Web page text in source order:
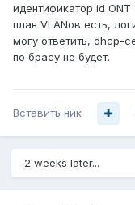
идентификатор id
план VLANов есть,
могу ответить, dhcp-
по брасу не будет.
Вставить ник
2 weeks later...